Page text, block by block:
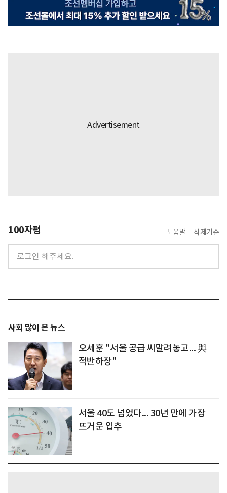
100자평 도움말 삭제기준
사회 많이 본 뉴스
오세훈 "서울 공급 씨말려놓고... 與
적반하장"
서울 40도 넘었다... 30년 만에 가장
뜨거운 입추